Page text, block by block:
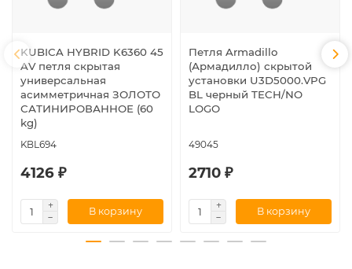
KUBICA HYBRID K6360 45
AV петля скрытая
универсальная
асимметричная ЗОЛОТО
САТИНИРОВАННОЕ (60
kg)
KBL694
4126 ₽
В корзину
Петля Armadillo
(Армадилло) скрытой
установки U3D5000.VPG
BL черный TECH/NO
LOGO
49045
2710 ₽
В корзину